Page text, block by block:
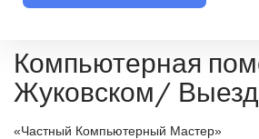
Компьютерная
Жуковском/
«Частный Компьютерный Мастер»